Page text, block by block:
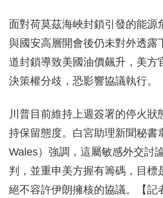
面對荷莫茲海峽封鎖引發的能源
與國安高層開會後仍未對外透露
道封鎖導致美國油價飆升，美方
決策權分歧，恐影響協議執行。
川普目前維持上週簽署的停火狀
持保留態度。白宮助理新聞秘書
Wales）強調，這屬敏感外交討
判，並重申美方握有籌碼，目標
絕不容許伊朗擁核的協議。【記